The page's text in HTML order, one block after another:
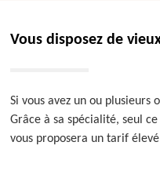
Vous disposez de
Si vous avez un ou plusieurs
Grâce à sa spécialité, seul
vous proposera un tarif